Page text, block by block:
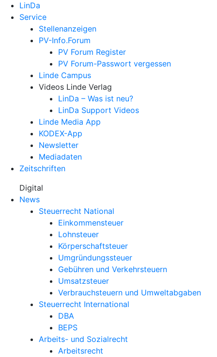
LinDa
Service
Stellenanzeigen
PV-Info.Forum
PV Forum Register
PV Forum-Passwort vergessen
Linde Campus
Videos Linde Verlag
LinDa – Was ist neu?
LinDa Support Videos
Linde Media App
KODEX-App
Newsletter
Mediadaten
Zeitschriften
Digital
News
Steuerrecht National
Einkommensteuer
Lohnsteuer
Körperschaftsteuer
Umgründungssteuer
Gebühren und Verkehrsteuern
Umsatzsteuer
Verbrauchsteuern und Umweltabgaben
Steuerrecht International
DBA
BEPS
Arbeits- und Sozialrecht
Arbeitsrecht